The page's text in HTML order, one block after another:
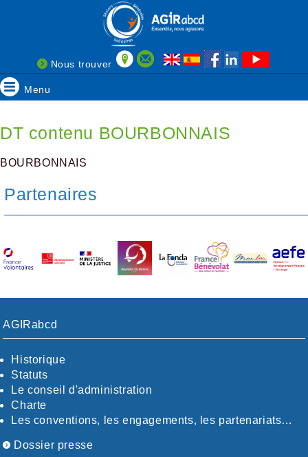
Nous trouver
Menu
DT contenu BOURBONNAIS
BOURBONNAIS
Partenaires
AGIRabcd
Historique
Statuts
Le conseil d'administration
Charte
Les conventions, les engagements, les partenariats…
Dossier presse